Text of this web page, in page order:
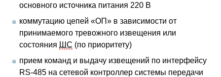
основного источника питания 220 В
коммутацию цепей «ОП» в зависимости от
принимаемого тревожного извещения или
состояния ШС (по приоритету)
прием команд и выдачу извещений по интерфейсу
RS-485 на сетевой контроллер системы передачи